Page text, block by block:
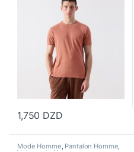
1,750 DZD
Ce produit a plusieurs
Mode Homme, Pantalon Homme,